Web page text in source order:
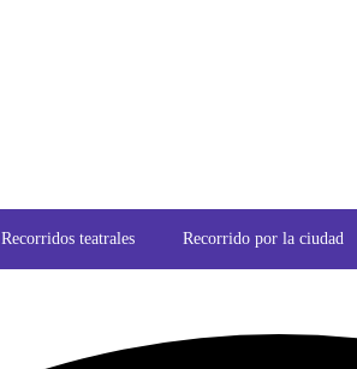
Recorridos teatrales Recorrido por la ciudad